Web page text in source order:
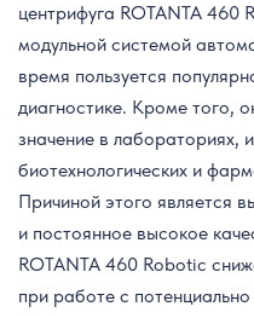
центрифуга ROTANTA
модульной системой
время пользуется
диагностике. Кроме того,
значение в лабораториях,
биотехнологических и
Причиной этого является
и постоянное высокое
ROTANTA 460 Robotic
при работе с